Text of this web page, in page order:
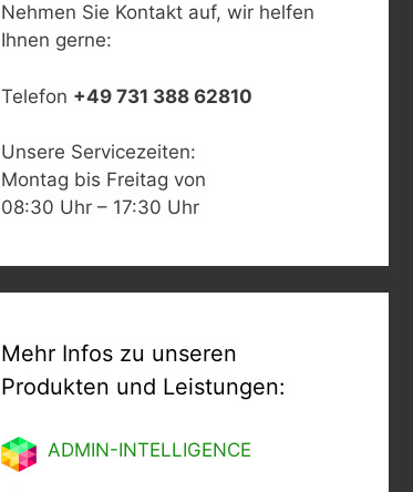
Nehmen Sie Kontakt auf, wir helfen
Ihnen gerne:
Telefon +49 731 388 62810
Unsere Servicezeiten:
Montag bis Freitag von
08:30 Uhr – 17:30 Uhr
Mehr Infos zu unseren
Produkten und Leistungen:
ADMIN-INTELLIGENCE